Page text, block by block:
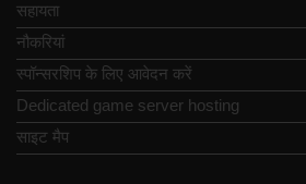
सहायता
नौकरियां
स्पॉन्सरशिप के लिए आवेदन करें
Dedicated game server hosting
साइट मैप